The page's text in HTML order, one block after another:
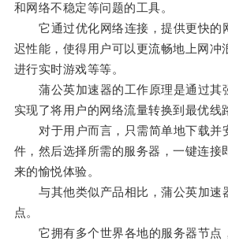
和网络不稳定等问题的工具。
它通过优化网络连接，提供更快的
迟性能，使得用户可以更流畅地上网冲
进行实时游戏等等。
蒲公英加速器的工作原理是通过其
实现了将用户的网络流量转换到最优线
对于用户而言，只需简单地下载并
件，然后选择所需的服务器，一键连接
来的愉悦体验。
与其他类似产品相比，蒲公英加速
点。
它拥有多个世界各地的服务器节点